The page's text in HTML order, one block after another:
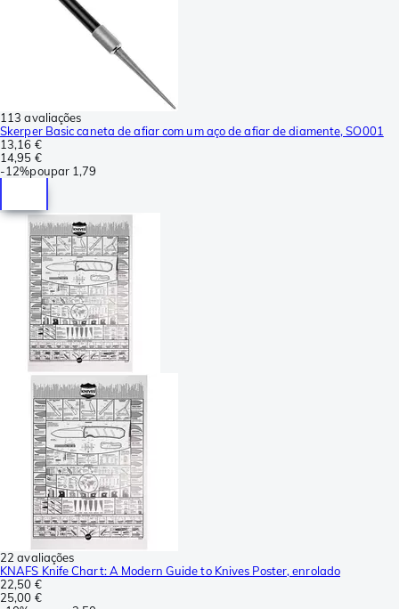
113 avaliações
Skerper Basic caneta de afiar com um aço de afiar de diamente, SO001
13,16 €
14,95 €
-12%poupar 1,79
22 avaliações
KNAFS Knife Chart: A Modern Guide to Knives Poster, enrolado
22,50 €
25,00 €